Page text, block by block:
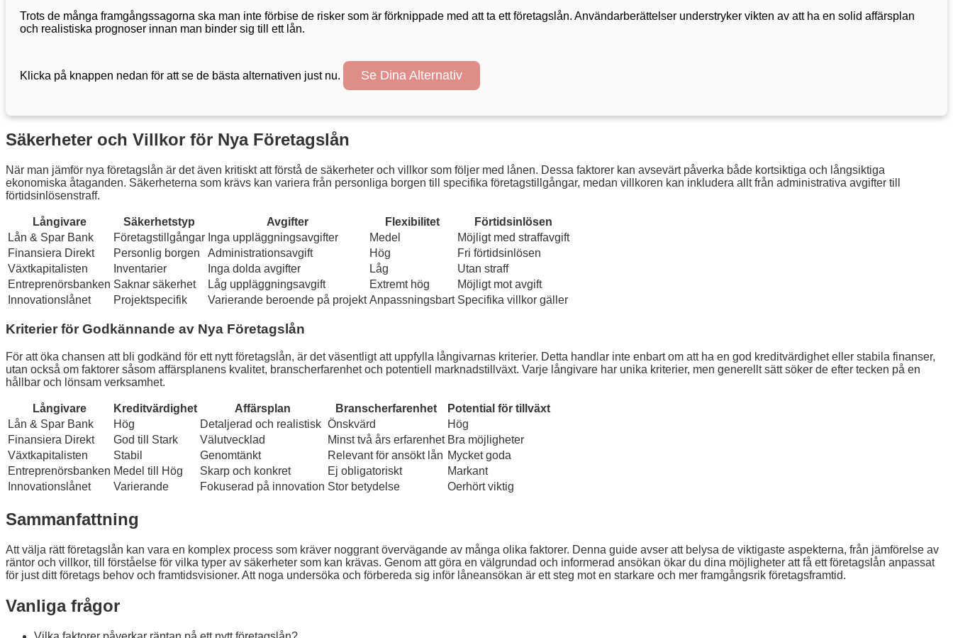
Trots de många framgångssagorna ska man inte förbise de risker som är förknippade med att ta ett företagslån. Användarberättelser understryker vikten av att ha en solid affärsplan
och realistiska prognoser innan man binder sig till ett lån.
Klicka på knappen nedan för att se de bästa alternativen just nu. Se Dina Alternativ
Säkerheter och Villkor för Nya Företagslån
När man jämför nya företagslån är det även kritiskt att förstå de säkerheter och villkor som följer med lånen. Dessa faktorer kan avsevärt påverka både kortsiktiga och långsiktiga
ekonomiska åtaganden. Säkerheterna som krävs kan variera från personliga borgen till specifika företagstillgångar, medan villkoren kan inkludera allt från administrativa avgifter till
förtidsinlösenstraff.
Långivare Säkerhetstyp Avgifter Flexibilitet
Förtidsinlösen
Lån & Spar Bank
Företagstillgångar Inga uppläggningsavgifter Medel
Möjligt med straffavgift
Finansiera Direkt
Personlig borgen Administrationsavgift Hög
Fri förtidsinlösen
Växtkapitalisten
Inventarier Inga dolda avgifter Låg
Utan straff
Entreprenörsbanken Saknar säkerhet Låg uppläggningsavgift Extremt hög
Möjligt mot avgift
Innovationslånet
Projektspecifik Varierande beroende på projekt Anpassningsbart Specifika villkor gäller
Kriterier för Godkännande av Nya Företagslån
För att öka chansen att bli godkänd för ett nytt företagslån, är det väsentligt att uppfylla långivarnas kriterier. Detta handlar inte enbart om att ha en god kreditvärdighet eller stabila finanser,
utan också om faktorer såsom affärsplanens kvalitet, branscherfarenhet och potentiell marknadstillväxt. Varje långivare har unika kriterier, men generellt sätt söker de efter tecken på en
hållbar och lönsam verksamhet.
Långivare Kreditvärdighet Affärsplan Branscherfarenhet
Potential för tillväxt
Lån & Spar Bank
Hög Detaljerad och realistisk Önskvärd
Hög
Finansiera Direkt
God till Stark Välutvecklad Minst två års erfarenhet Bra möjligheter
Växtkapitalisten
Stabil Genomtänkt Relevant för ansökt lån Mycket goda
Entreprenörsbanken Medel till Hög Skarp och konkret Ej obligatoriskt
Markant
Innovationslånet
Varierande Fokuserad på innovation Stor betydelse Oerhört viktig
Sammanfattning
Att välja rätt företagslån kan vara en komplex process som kräver noggrant övervägande av många olika faktorer. Denna guide avser att belysa de viktigaste aspekterna, från jämförelse av
räntor och villkor, till förståelse för vilka typer av säkerheter som kan krävas. Genom att göra en välgrundad och informerad ansökan ökar du dina möjligheter att få ett företagslån anpassat
för just ditt företags behov och framtidsvisioner. Att noga undersöka och förbereda sig inför låneansökan är ett steg mot en starkare och mer framgångsrik företagsframtid.
Vanliga frågor